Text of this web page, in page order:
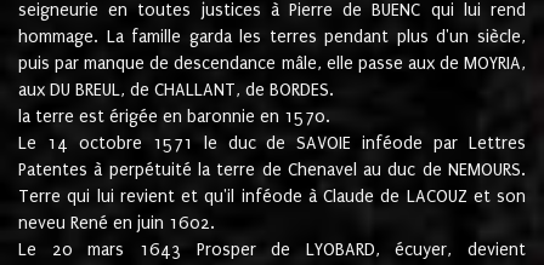
seigneurie en toutes justices à Pierre de BUENC qui lui rend
hommage. La famille garda les terres pendant plus d'un siècle,
puis par manque de descendance mâle, elle passe aux de MOYRIA,
aux DU BREUL, de CHALLANT, de BORDES.
la terre est érigée en baronnie en 1570.
Le 14 octobre 1571 le duc de SAVOIE inféode par Lettres
Patentes à perpétuité la terre de Chenavel au duc de NEMOURS.
Terre qui lui revient et qu'il inféode à Claude de LACOUZ et son
neveu René en juin 1602.
Le 20 mars 1643 Prosper de LYOBARD, écuyer, devient